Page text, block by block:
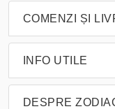
COMENZI ȘI
INFO UTILE
DESPRE